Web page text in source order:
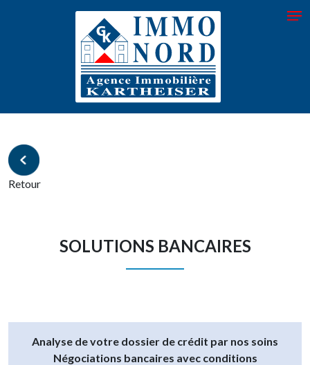
Retour
SOLUTIONS BANCAIRES
Analyse de votre dossier de crédit par nos soins
Négociations bancaires avec conditions